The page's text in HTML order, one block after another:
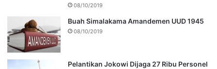
08/10/2019
Buah Simalakama Amandemen UUD 1945
08/10/2019
Pelantikan Jokowi Dijaga 27 Ribu Personel